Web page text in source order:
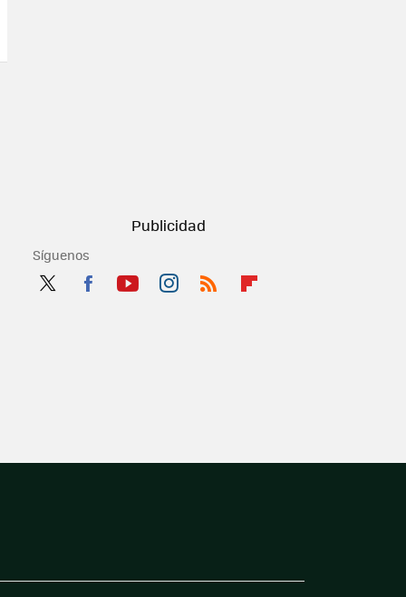
Síguenos